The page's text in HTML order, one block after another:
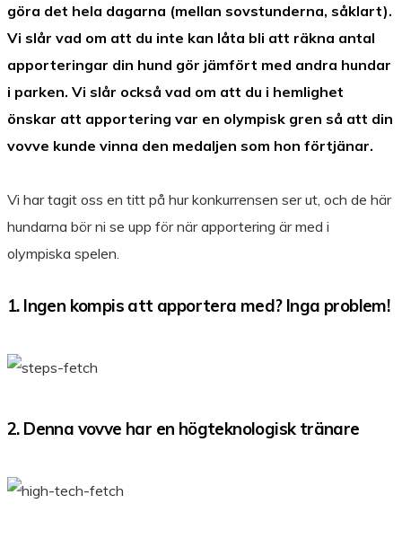
göra det hela dagarna (mellan sovstunderna, såklart).
Vi slår vad om att du inte kan låta bli att räkna antal
apporteringar din hund gör jämfört med andra hundar
i parken. Vi slår också vad om att du i hemlighet
önskar att apportering var en olympisk gren så att din
vovve kunde vinna den medaljen som hon förtjänar.
Vi har tagit oss en titt på hur konkurrensen ser ut, och de här
hundarna bör ni se upp för när apportering är med i
olympiska spelen.
1. Ingen kompis att apportera med? Inga problem!
2. Denna vovve har en högteknologisk tränare